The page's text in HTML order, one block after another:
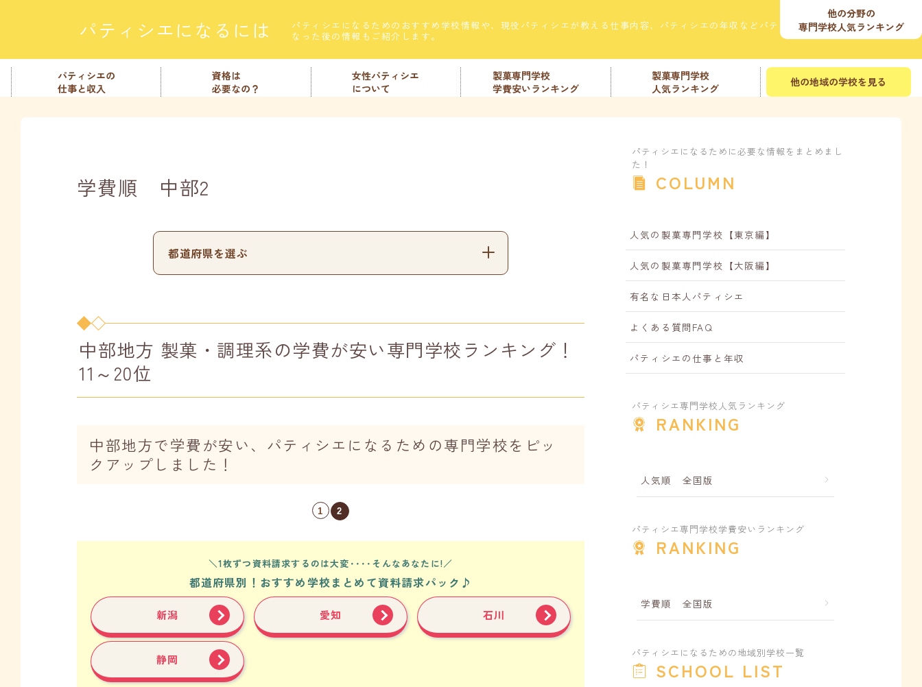
他の分野の
専門学校人気ランキング
パティシエになるには
パティシエになるためのおすすめ学校情報や、現役パティシエが教える仕事内容、パティシエの年収などパティシエに
なった後の情報もご紹介します。
パティシエの
仕事と収入
資格は
必要なの？
女性パティシエ
について
製菓専門学校
学費安いランキング
製菓専門学校
人気ランキング
他の地域の学校を見る
学費順 中部2
都道府県を選ぶ
中部地方 製菓・調理系の学費が安い専門学校ランキング！
11～20位
中部地方で学費が安い、パティシエになるための専門学校をピッ
クアップしました！
1 2
＼1枚ずつ資料請求するのは大変････そんなあなたに!／
都道府県別！おすすめ学校まとめて資料請求パック♪
新潟 愛知 石川
静岡
パティシエになるために必要な情報をまとめまし
た！
COLUMN
人気の製菓専門学校【東京編】
人気の製菓専門学校【大阪編】
有名な日本人パティシエ
よくある質問FAQ
パティシエの仕事と年収
パティシエ専門学校人気ランキング
RANKING
人気順 全国版
パティシエ専門学校学費安いランキング
RANKING
学費順 全国版
パティシエになるための地域別学校一覧
SCHOOL LIST